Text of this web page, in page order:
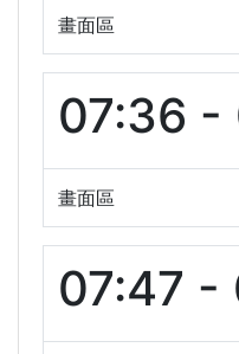
畫面區
07:36 -
畫面區
07:47 -